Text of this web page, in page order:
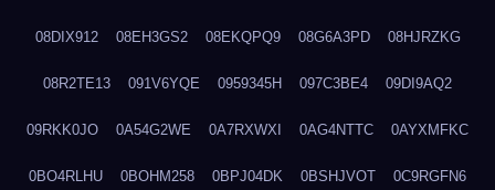
08DIX912 08EH3GS2 08EKQPQ9 08G6A3PD 08HJRZKG
08R2TE13 091V6YQE 0959345H 097C3BE4 09DI9AQ2
09RKK0JO 0A54G2WE 0A7RXWXI 0AG4NTTC 0AYXMFKC
0BO4RLHU 0BOHM258 0BPJ04DK 0BSHJVOT 0C9RGFN6